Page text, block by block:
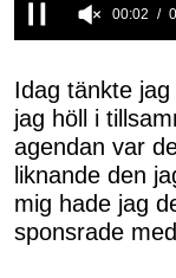
of
50
seconds
Idag tänkte
jag höll i
agendan var
liknande den
mig hade jag
sponsrade